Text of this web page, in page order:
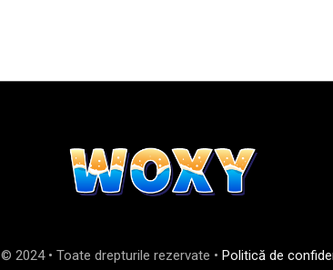
© 2024 • Toate drepturile rezervate • Politică de